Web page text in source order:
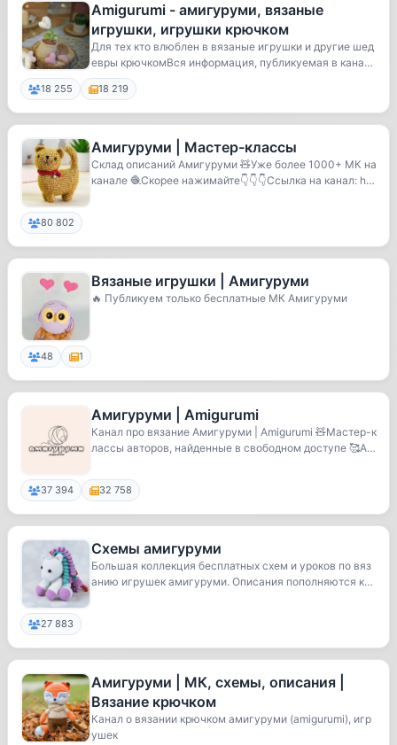
Amigurumi - амигуруми, вязаные
игрушки, игрушки крючком
Для тех кто влюблен в вязаные игрушки и другие шед
евры крючкомВся информация, публикуемая в кана
л...
18 255 18 219
Амигуруми | Мастер-классы
Склад описаний Амигуруми 🧸Уже более 1000+ МК на
канале 🧶Скорее нажимайте👇👇👇Ссылка на канал: htt
80 802
Вязаные игрушки | Амигуруми
🔥 Публикуем только бесплатные МК Амигуруми
48 1
Амигуруми | Amigurumi
Канал про вязание Амигуруми | Amigurumi 🧸Мастер-к
лассы авторов, найденные в свободном доступе 🥰А
37 394 32 758
Схемы амигуруми
Большая коллекция бесплатных схем и уроков по вяз
анию игрушек амигуруми. Описания пополняются ка
27 883
Амигуруми | МК, схемы, описания |
Вязание крючком
Канал о вязании крючком амигуруми (amigurumi), игр
ушек